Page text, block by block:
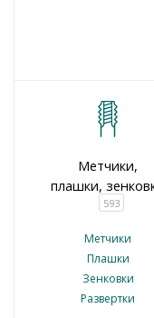
Метчики,
плашки,
593
Метчики
Плашки
Зенковки
Развертки